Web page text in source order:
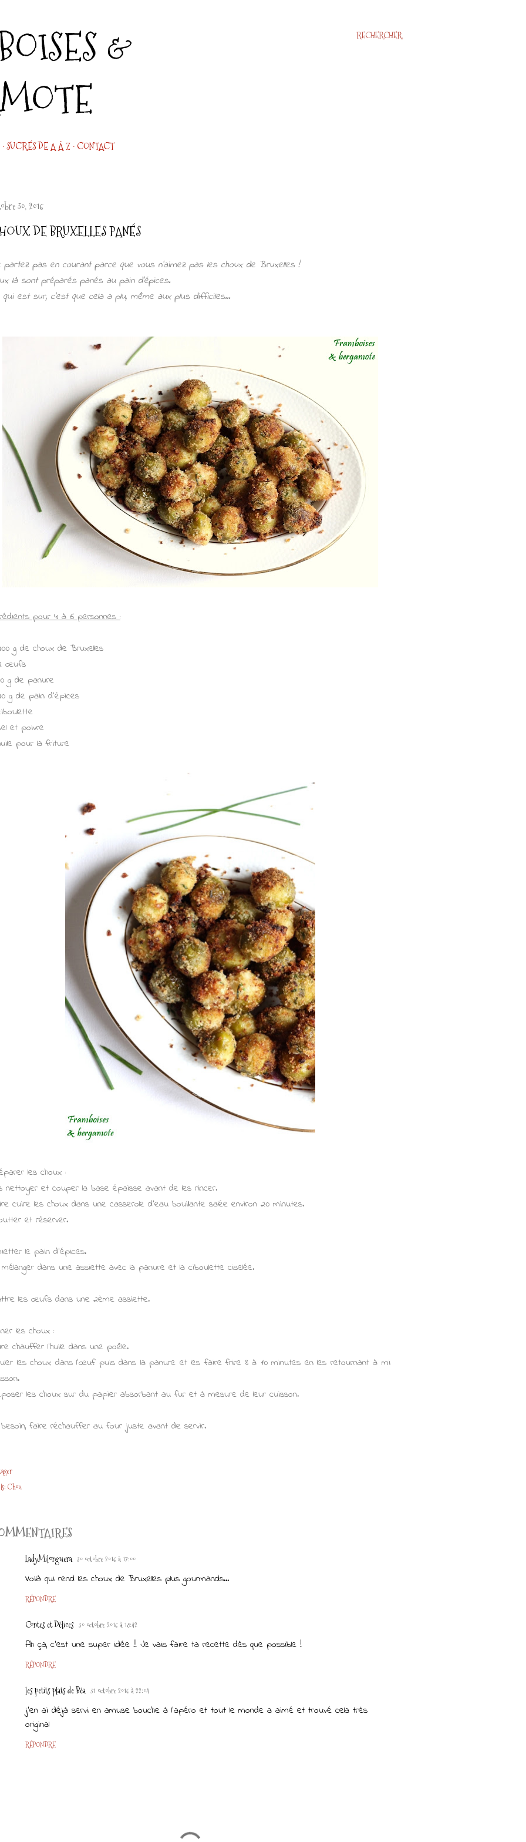
RECHERCHER
&
SUCRÉS DE A À Z CONTACT
30, 2016
DE BRUXELLES PANÉS
partez pas en courant parce que vous n'aimez pas les choux de Bruxelles !
là sont préparés panés au pain d'épices.
qui est sur, c'est que cela a plu, même aux plus difficiles...
pour 4 à 6 personnes :
g de choux de Bruxelles
œufs
g de panure
g de pain d'épices
et poivre
pour la friture
les choux :
nettoyer et couper la base épaisse avant de les rincer.
cuire les choux dans une casserole d'eau bouillante salée environ 20 minutes.
et réserver.
le pain d'épices.
dans une assiette avec la panure et la ciboulette ciselée.
les œufs dans une 2ème assiette.
les choux :
chauffer l'huile dans une poêle.
les choux dans l’œuf puis dans la panure et les faire frire 8 à 10 minutes en les retournant à mi
les choux sur du papier absorbant au fur et à mesure de leur cuisson.
faire réchauffer au four juste avant de servir.
Chou
LadyMilonguera 30 octobre 2016 à 17:00
Voilà qui rend les choux de Bruxelles plus gourmands...
RÉPONDRE
Contes et Délices 30 octobre 2016 à 18:42
Ah ça, c'est une super idée !! Je vais faire ta recette dès que possible !
RÉPONDRE
les petits plats de Béa 31 octobre 2016 à 22:04
j'en ai déjà servi en amuse bouche à l'apéro et tout le monde a aimé et trouvé cela très
original
RÉPONDRE